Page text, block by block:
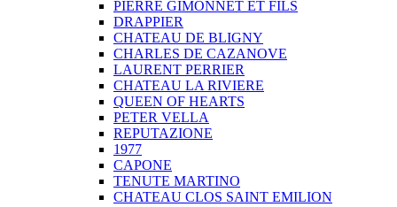
PIERRE GIMONNET ET FILS
DRAPPIER
CHATEAU DE BLIGNY
CHARLES DE CAZANOVE
LAURENT PERRIER
CHATEAU LA RIVIERE
QUEEN OF HEARTS
PETER VELLA
REPUTAZIONE
1977
CAPONE
TENUTE MARTINO
CHATEAU CLOS SAINT EMILION